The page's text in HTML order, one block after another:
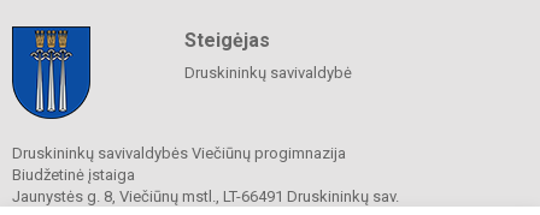
Steigėjas
Druskininkų savivaldybė
Druskininkų savivaldybės Viečiūnų progimnazija
Biudžetinė įstaiga
Jaunystės g. 8, Viečiūnų mstl., LT-66491 Druskininkų sav.